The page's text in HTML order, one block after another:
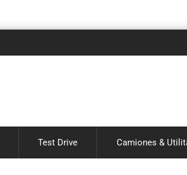
Test Drive Camiones &